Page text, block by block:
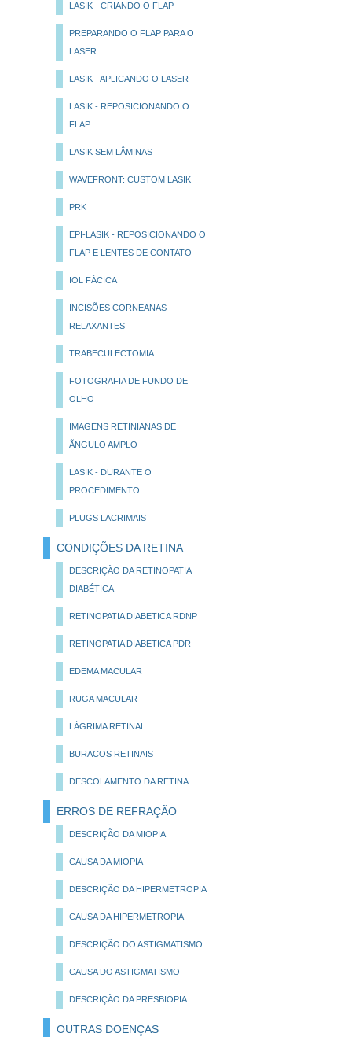
LASIK - CRIANDO O FLAP
PREPARANDO O FLAP PARA O
LASER
LASIK - APLICANDO O LASER
LASIK - REPOSICIONANDO O
FLAP
LASIK SEM LÂMINAS
WAVEFRONT: CUSTOM LASIK
PRK
EPI-LASIK - REPOSICIONANDO O
FLAP E LENTES DE CONTATO
IOL FÁCICA
INCISÕES CORNEANAS
RELAXANTES
TRABECULECTOMIA
FOTOGRAFIA DE FUNDO DE
OLHO
IMAGENS RETINIANAS DE
ÃNGULO AMPLO
LASIK - DURANTE O
PROCEDIMENTO
PLUGS LACRIMAIS
CONDIÇÕES DA RETINA
DESCRIÇÃO DA RETINOPATIA
DIABÉTICA
RETINOPATIA DIABETICA RDNP
RETINOPATIA DIABETICA PDR
EDEMA MACULAR
RUGA MACULAR
LÁGRIMA RETINAL
BURACOS RETINAIS
DESCOLAMENTO DA RETINA
ERROS DE REFRAÇÃO
DESCRIÇÃO DA MIOPIA
CAUSA DA MIOPIA
DESCRIÇÃO DA HIPERMETROPIA
CAUSA DA HIPERMETROPIA
DESCRIÇÃO DO ASTIGMATISMO
CAUSA DO ASTIGMATISMO
DESCRIÇÃO DA PRESBIOPIA
OUTRAS DOENÇAS